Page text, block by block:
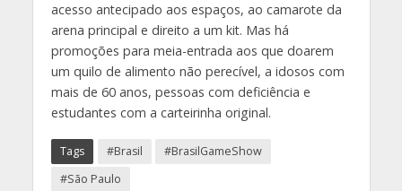
acesso antecipado aos espaços, ao camarote da
arena principal e direito a um kit. Mas há
promoções para meia-entrada aos que doarem
um quilo de alimento não perecível, a idosos com
mais de 60 anos, pessoas com deficiência e
estudantes com a carteirinha original.
Tags #Brasil
#BrasilGameShow
#São Paulo